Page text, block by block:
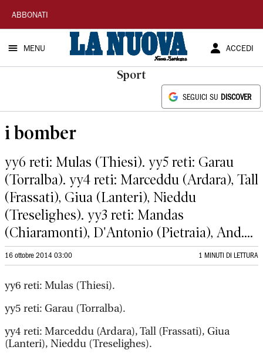
La
Nuova
Sardegna
ABBONATI
MENU ACCEDI
Sport
SEGUICI SU DISCOVER
i bomber
yy6 reti: Mulas (Thiesi). yy5 reti: Garau
(Torralba). yy4 reti: Marceddu (Ardara), Tall
(Frassati), Giua (Lanteri), Nieddu
(Treselighes). yy3 reti: Mandas
(Chiaramonti), D'Antonio (Pietraia), And....
16 ottobre 2014 03:00 1 MINUTI DI LETTURA
yy6 reti: Mulas (Thiesi).
yy5 reti: Garau (Torralba).
yy4 reti: Marceddu (Ardara), Tall (Frassati), Giua
(Lanteri), Nieddu (Treselighes).